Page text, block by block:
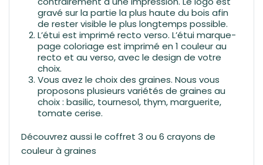
gravé sur la partie la plus haute du bois afin
de rester visible le plus longtemps possible.
L’étui est imprimé recto verso. L’étui marque-
page coloriage est imprimé en 1 couleur au
recto et au verso, avec le design de votre
choix.
Vous avez le choix des graines. Nous vous
proposons plusieurs variétés de graines au
choix : basilic, tournesol, thym, marguerite,
tomate cerise.
Découvrez aussi le coffret 3 ou 6 crayons de
couleur à graines